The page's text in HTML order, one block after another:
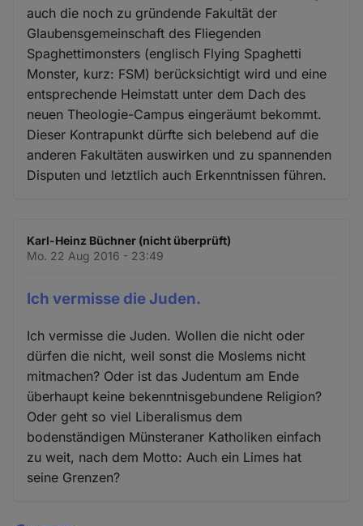
auch die noch zu gründende Fakultät der
Glaubensgemeinschaft des Fliegenden
Spaghettimonsters (englisch Flying Spaghetti
Monster, kurz: FSM) berücksichtigt wird und eine
entsprechende Heimstatt unter dem Dach des
neuen Theologie-Campus eingeräumt bekommt.
Dieser Kontrapunkt dürfte sich belebend auf die
anderen Fakultäten auswirken und zu spannenden
Disputen und letztlich auch Erkenntnissen führen.
Karl-Heinz Büchner (nicht überprüft)
Mo. 22 Aug 2016 - 23:49
Ich vermisse die Juden.
Ich vermisse die Juden. Wollen die nicht oder
dürfen die nicht, weil sonst die Moslems nicht
mitmachen? Oder ist das Judentum am Ende
überhaupt keine bekenntnisgebundene Religion?
Oder geht so viel Liberalismus dem
bodenständigen Münsteraner Katholiken einfach
zu weit, nach dem Motto: Auch ein Limes hat
seine Grenzen?